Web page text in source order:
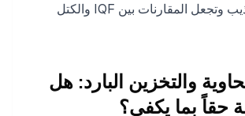
مفاجآت التشذيب وتجعل المقارنات بين IQF والكتل
والتخزين البارد: هل
حقاً بما يكفي؟